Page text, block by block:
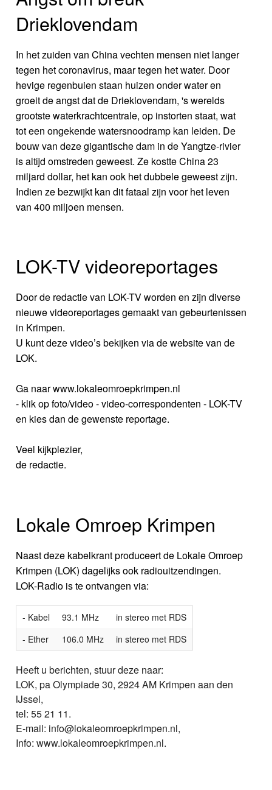
Drieklovendam
In het zuiden van China vechten mensen niet langer
tegen het coronavirus, maar tegen het water. Door
hevige regenbuien staan huizen onder water en
groeit de angst dat de Drieklovendam, 's werelds
grootste waterkrachtcentrale, op instorten staat, wat
tot een ongekende watersnoodramp kan leiden. De
bouw van deze gigantische dam in de Yangtze-rivier
is altijd omstreden geweest. Ze kostte China 23
miljard dollar, het kan ook het dubbele geweest zijn.
Indien ze bezwijkt kan dit fataal zijn voor het leven
van 400 miljoen mensen.
LOK-TV videoreportages
Door de redactie van LOK-TV worden en zijn diverse
nieuwe videoreportages gemaakt van gebeurtenissen
in Krimpen.
U kunt deze video’s bekijken via de website van de
LOK.
Ga naar www.lokaleomroepkrimpen.nl
- klik op foto/video - video-correspondenten - LOK-TV
en kies dan de gewenste reportage.
Veel kijkplezier,
de redactie.
Lokale Omroep Krimpen
Naast deze kabelkrant produceert de Lokale Omroep
Krimpen (LOK) dagelijks ook radiouitzendingen.
LOK-Radio is te ontvangen via:
- Kabel 93.1 MHz
in stereo met RDS
- Ether
106.0 MHz in stereo met RDS
Heeft u berichten, stuur deze naar:
LOK, pa Olympiade 30, 2924 AM Krimpen aan den
IJssel,
tel: 55 21 11.
E-mail: info@lokaleomroepkrimpen.nl,
Info: www.lokaleomroepkrimpen.nl.